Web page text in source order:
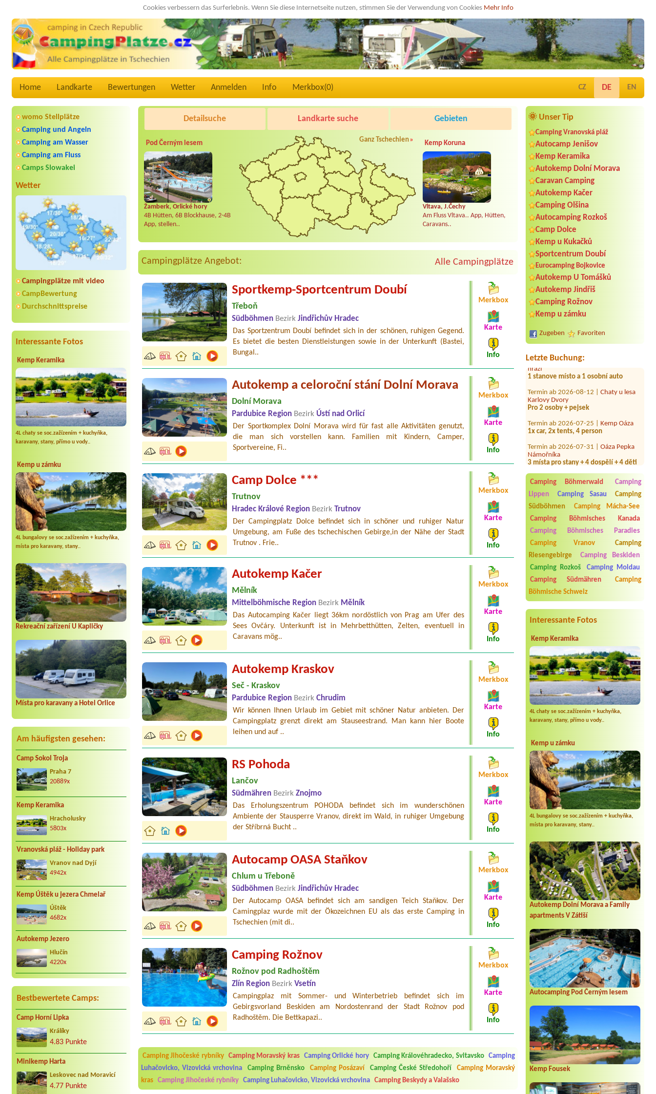
Cookies verbessern das Surferlebnis. Wenn Sie diese Internetseite nutzen, stimmen Sie der Verwendung von Cookies Mehr Info
Home Landkarte Bewertungen Wetter Anmelden Info Merkbox(0) CZ DE EN
womo Stellplätze
Camping und Angeln
Camping am Wasser
Camping am Fluss
Camps Slowakei
Wetter
Campingplätze mit video
CampBewertung
Durchschnittspreise
Interessante Fotos
Kemp Keramika
4L chaty se soc.zažízením + kuchyňka,
karavany, stany, přímo u vody..
Kemp u zámku
4L bungalovy se soc.zažízením + kuchyňka,
místa pro karavany, stany..
Rekreační zařízení U Kapličky
Místa pro karavany a Hotel Orlice
Am häufigsten gesehen:
Camp Sokol Troja
Praha 7
20889x
Kemp Keramika
Hracholusky
5803x
Vranovská pláž - Holiday park
Vranov nad Dyjí
4942x
Kemp Úštěk u jezera Chmelař
Úštěk
4682x
Autokemp Jezero
Hlučín
4220x
Bestbewertete Camps:
Camp Horní Lipka
Králíky
4.83 Punkte
Minikemp Harta
Leskovec nad Moravicí
4.77 Punkte
🌞 Unser Tip
Camping Vranovská pláž
Autocamp Jenišov
Kemp Keramika
Autokemp Dolní Morava
Caravan Camping
Autokemp Kačer
Camping Olšina
Autocamping Rozkoš
Camp Dolce
Kemp u Kukačků
Sportcentrum Doubí
Eurocamping Bojkovice
Autokemp U Tomášků
Autokemp Jindřiš
Camping Rožnov
Kemp u zámku
Zugeben Favoriten
Letzte Buchung:
Termin ab 2026-08-05 |AUTOKEMP
Liberec
2 B Bungalow, 2 Personen
Termin ab 2026-07-30 |
Camp Paris
1 misto pro stan, 5 osob
Termin ab 2026-08-01 |Kemp Rusava
Termin ab 2026-08-04 |
hrází
1 stanove místo a 1 osobní auto
Karlovy Dvory
Pro 2 osoby + pejsek
1x car, 2x tents, 4 person
Námořníka
3 místa pro stany + 4 dospělí + 4 děti
Matyáš
Bungalov
Camp
2 Personen mit Hund
Camping Böhmerwald
Camping
Lippen
Camping Sasau
Camping
Südböhmen
Camping Mácha-See
Camping Böhmisches Kanada
Camping Böhmisches Paradies
Camping Vranov
Camping
Riesengebirge
Camping Beskiden
Camping Rozkoš
Camping Moldau
Camping Südmähren
Camping
Böhmische Schweiz
Interessante Fotos
Kemp Keramika
4L chaty se soc.zažízením + kuchyňka,
karavany, stany, přímo u vody..
Kemp u zámku
4L bungalovy se soc.zažízením + kuchyňka,
místa pro karavany, stany..
Autokemp Dolní Morava a Family
apartments V Zátiší
Autocamping Pod Černým lesem
Kemp Fousek
Detailsuche Landkarte suche Gebieten
Pod Černým lesem
Žamberk, Orlické hory
4B Hütten, 6B Blockhause, 2-4B
App, stellen..
Ganz Tschechien» Kemp Koruna
Vltava, J.Čechy
Am Fluss Vltava.. App, Hütten,
Caravans..
Campingplätze Angebot: Alle Campingplätze
Sportkemp-Sportcentrum Doubí
Třeboň
Südböhmen Bezirk Jindřichův Hradec
Das Sportzentrum Doubí befindet sich in der schönen, ruhigen Gegend.
Es bietet die besten Dienstleistungen sowie in der Unterkunft (Bastei,
Bungal..
Merkbox
Karte
Info
Autokemp a celoroční stání Dolní Morava
Dolní Morava
Pardubice Region Bezirk Ústí nad Orlicí
Der Sportkomplex Dolní Morava wird für fast alle Aktivitäten genutzt,
die man sich vorstellen kann. Familien mit Kindern, Camper,
Sportvereine, Fi..
Merkbox
Karte
Info
Camp Dolce ***
Trutnov
Hradec Králové Region Bezirk Trutnov
Der Campingplatz Dolce befindet sich in schöner und ruhiger Natur
Umgebung, am Fuße des tschechischen Gebirge,in der Nähe der Stadt
Trutnov . Frie..
Merkbox
Karte
Info
Autokemp Kačer
Mělník
Mittelböhmische Region Bezirk Mělník
Das Autocamping Kačer liegt 36km nordöstlich von Prag am Ufer des
Sees Ovčáry. Unterkunft ist in Mehrbetthütten, Zelten, eventuell in
Caravans mög..
Merkbox
Karte
Info
Autokemp Kraskov
Seč - Kraskov
Pardubice Region Bezirk Chrudim
Wir können Ihnen Urlaub im Gebiet mit schöner Natur anbieten. Der
Campingplatz grenzt direkt am Stauseestrand. Man kann hier Boote
leihen und auf ..
Merkbox
Karte
Info
RS Pohoda
Lančov
Südmähren Bezirk Znojmo
Das Erholungszentrum POHODA befindet sich im wunderschönen
Ambiente der Stausperre Vranov, direkt im Wald, in ruhiger Umgebung
der Stříbrná Bucht ..
Merkbox
Karte
Info
Autocamp OASA Staňkov
Chlum u Třeboně
Südböhmen Bezirk Jindřichův Hradec
Der Autocamp OASA befindet sich am sandigen Teich Staňkov. Der
Camingplaz wurde mit der Ökozeichnen EU als das erste Camping in
Tschechien (mit di..
Merkbox
Karte
Info
Camping Rožnov
Rožnov pod Radhoštěm
Zlín Region Bezirk Vsetín
Campingplaz mit Sommer- und Winterbetrieb befindet sich im
Gebirgsvorland Beskiden am Nordostenrand der Stadt Rožnov pod
Radhoštěm. Die Bettkapazi..
Merkbox
Karte
Info
Camping Jihočeské rybníky Camping Moravský kras Camping Orlické hory Camping Královéhradecko, Svitavsko
Camping
Luhačovicko, Vizovická vrchovina
Camping Brněnsko Camping Posázaví Camping České Středohoří
Camping Moravský
kras
Camping Jihočeské rybníky Camping Luhačovicko, Vizovická vrchovina Camping Beskydy a Valašsko
Aneta Melicharová***
Byli jsme zde v týdnu od 25.7. do 1.8. 2026. Kemp jako takový je pěkný. V umývárně i na WC bylo vždy čisto, doplněný papír i
utěrky, což při množství návštěvníků není samozřejmost. V kempu je obchod a restaurace, kebab a další občerstvení. Co nás ale
velice zklamalo byl celodenní hluk z repráků u stanů a absolutní bezohlednost ostatních ubytovaných. Přes den jsem si připadala
Jana*****
Chtěli jsme být týden,byli jsme dva. Na začátku prázdnin. Přijeli jsme karavanem. Klid pohoda socialky nové krásné čisté,koupání
super. Restaurace s jídlem, a dobrým jídlem za slušnou cenu na dosah, a spoustu možností na výlety. Veškerý personál se choval
slušně mile. Nám se v kempu líbilo.